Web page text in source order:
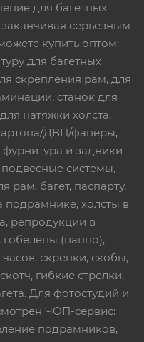
для багетных
серьезным
купить оптом:
для багетных
скрепления рам, для
станок для
натяжки холста,
ДВП/фанеры,
фурнитура и задники
системы,
рам, багет, паспарту,
подрамнике, холсты в
репродукции в
гобелены (панно),
скрепки, скобы,
гибкие стрелки,
Для фотостудий и
ЧОП-сервис:
подрамников,